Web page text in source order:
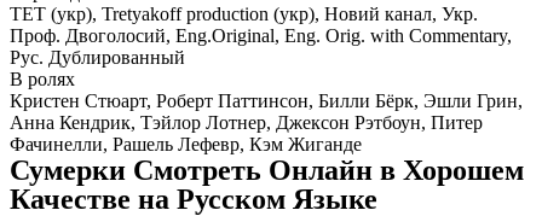
ТЕТ (укр), Tretyakoff production (укр), Новий канал, Укр.
Проф. Двоголосий, Eng.Original, Eng. Orig. with Commentary,
Рус. Дублированный
В ролях
Кристен Стюарт, Роберт Паттинсон, Билли Бёрк, Эшли Грин,
Анна Кендрик, Тэйлор Лотнер, Джексон Рэтбоун, Питер
Фачинелли, Рашель Лефевр, Кэм Жиганде
Сумерки Смотреть Онлайн в Хорошем
Качестве на Русском Языке